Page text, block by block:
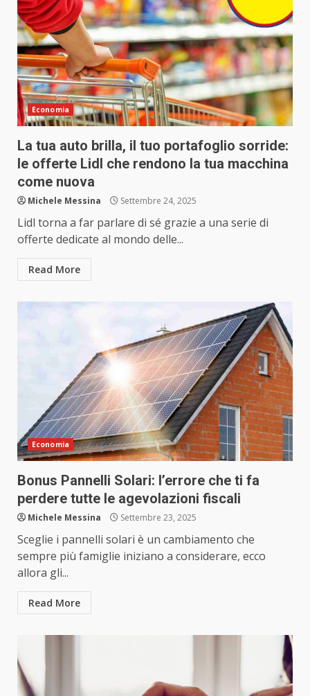
Economia
La tua auto brilla, il tuo portafoglio sorride:
le offerte Lidl che rendono la tua macchina
come nuova
Michele Messina Settembre 24, 2025
Lidl torna a far parlare di sé grazie a una serie di
offerte dedicate al mondo delle...
Read More
Economia
Bonus Pannelli Solari: l’errore che ti fa
perdere tutte le agevolazioni fiscali
Michele Messina Settembre 23, 2025
Sceglie i pannelli solari è un cambiamento che
sempre più famiglie iniziano a considerare, ecco
allora gli...
Read More